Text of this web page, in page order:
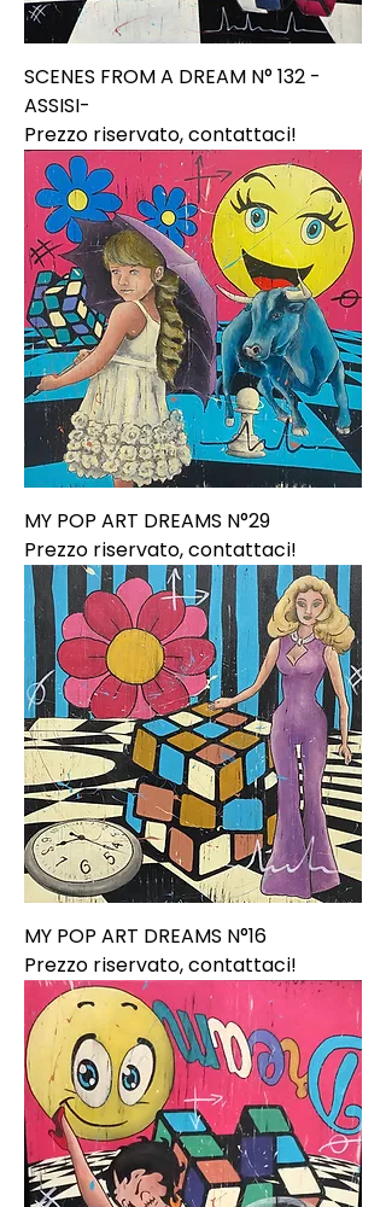
SCENES FROM A DREAM N° 132 -
ASSISI-
Prezzo riservato, contattaci!
MY POP ART DREAMS N°29
Prezzo riservato, contattaci!
MY POP ART DREAMS N°16
Prezzo riservato, contattaci!